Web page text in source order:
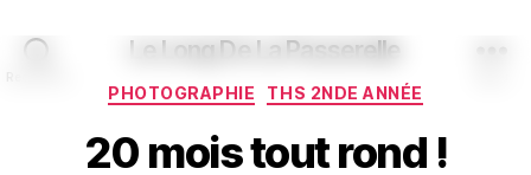
Le Long De La Passerelle
Catégories
PHOTOGRAPHIE THS 2NDE ANNÉE
20 mois tout rond !